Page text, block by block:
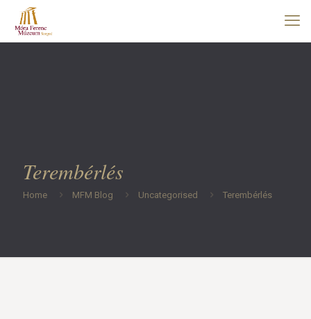
Terembérlés
Home MFM Blog Uncategorised Terembérlés